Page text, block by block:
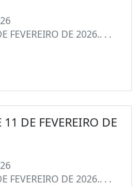
FEVEREIRO DE 2026.. . .
DE FEVEREIRO DE
FEVEREIRO DE 2026.. . .